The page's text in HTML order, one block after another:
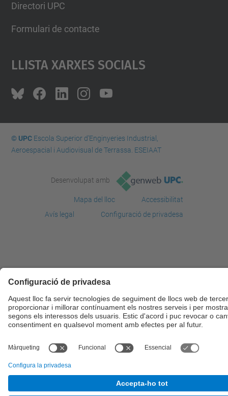
Directori UPC
Formulari de contacte
Llista Xarxes Socials
© UPCEscola Superior d’Enginyeries Industrial,
Aeroespacial i Audiovisual de Terrassa. ESEIAAT
Desenvolupat amb
Mapa del lloc
Accessibilitat
Avís legal
Configuració de privadesa